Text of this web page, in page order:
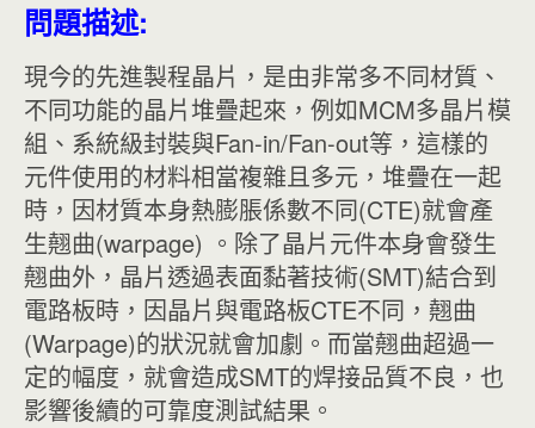
問題描述:
現今的先進製程晶片，是由非常多不同材質、
不同功能的晶片堆疊起來，例如MCM多晶片模
組、系統級封裝與Fan-in/Fan-out等，這樣的
元件使用的材料相當複雜且多元，堆疊在一起
時，因材質本身熱膨脹係數不同(CTE)就會產
生翹曲(warpage) 。 除了晶片元件本身會發生
翹曲外，晶片透過表面黏著技術(SMT)結合到
電路板時，因晶片與電路板CTE不同，翹曲
(Warpage)的狀況就會加劇。而當翹曲超過一
定的幅度，就會造成SMT的焊接品質不良，也
影響後續的可靠度測試結果。